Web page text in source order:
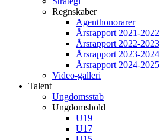
Regnskaber
Agenthonorarer
Årsrapport 2021-2022
Årsrapport 2022-2023
Årsrapport 2023-2024
Årsrapport 2024-2025
Video-galleri
Talent
Ungdomsstab
Ungdomshold
U19
U17